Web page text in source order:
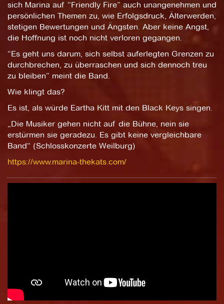
sich Marina auf “Friendly Fire” auch unangenehmen und
persönlichen Themen zu, wie Erfolgsdruck, Älterwerden,
stetigen Bewertungen und Ängsten. Aber keine Angst,
die Hoffnung ist noch nicht verloren gegangen.
“Es geht uns darum, sich selbst auferlegten Grenzen zu
durchbrechen, zu überraschen und sich dennoch treu
zu bleiben” meint die Band.
Wie klingt das?
Es ist, als würde Eartha Kitt mit den Black Keys singen.
„Die Musiker gehen nicht auf die Bühne, nein sie
erstürmen sie geradezu. Es gibt keine vergleichbare
Band“ (Schlosskonzerte Weilburg)
https://www.marina-thekats.com/